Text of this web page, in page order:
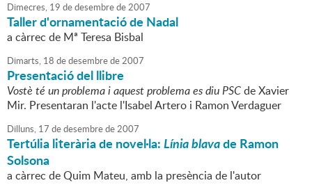
Dimecres, 19 dedesembrede2007
Taller d'ornamentació de Nadal
a càrrec de Mª Teresa Bisbal
Dimarts, 18 dedesembrede2007
Presentació del llibre
Vostè té un problema i aquest problema es diu PSCde Xavier
Mir. Presentaran l'acte l'Isabel Artero i Ramon Verdaguer
Dilluns, 17 dedesembrede2007
Tertúlia literària de novel·la:Línia blavade Ramon
Solsona
a càrrec de Quim Mateu, amb la presència de l'autor